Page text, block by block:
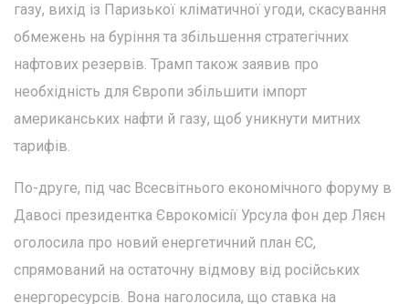
газу, вихід із Паризької кліматичної угоди, скасування
обмежень на буріння та збільшення стратегічних
нафтових резервів. Трамп також заявив про
необхідність для Європи збільшити імпорт
американських нафти й газу, щоб уникнути митних
тарифів.
По-друге, під час Всесвітнього економічного форуму в
Давосі президентка Єврокомісії Урсула фон дер Ляєн
оголосила про новий енергетичний план ЄС,
спрямований на остаточну відмову від російських
енергоресурсів. Вона наголосила, що ставка на